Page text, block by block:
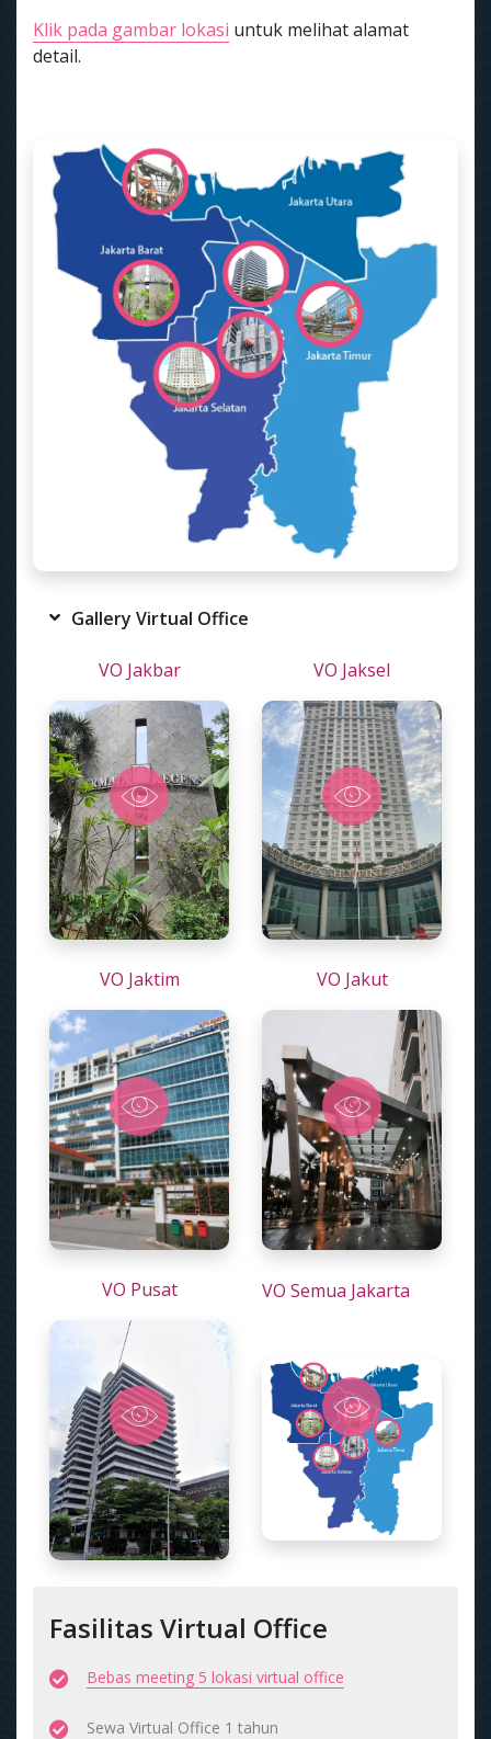
Klik pada gambar lokasi untuk melihat alamat
detail.
Gallery Virtual Office
VO Jakbar VO Jaksel
VO Jaktim VO Jakut
VO Pusat VO Semua Jakarta
Fasilitas Virtual Office
Bebas meeting 5 lokasi virtual office
Sewa Virtual Office 1 tahun